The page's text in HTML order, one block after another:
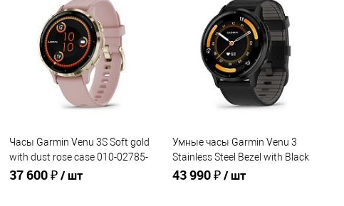
Часы Garmin Venu 3S Soft gold
with dust rose case 010-02785-
03
37 600 ₽/ шт
Умные часы Garmin Venu 3
Stainless Steel Bezel with Black
Case and Silicone Band (010-
43 990 ₽/ шт